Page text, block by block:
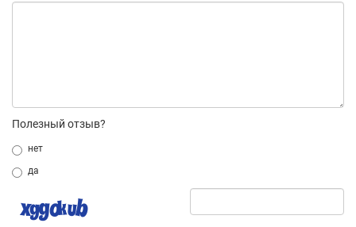
Полезный отзыв?
нет
да